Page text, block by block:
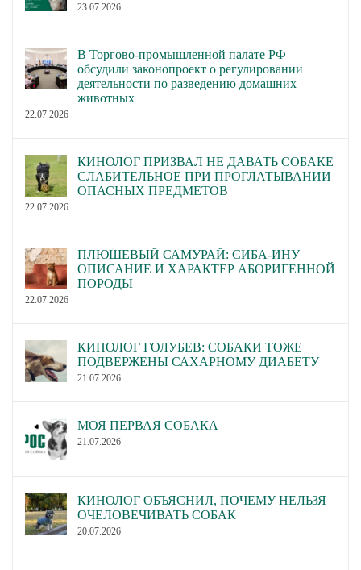
23.07.2026
В Торгово-промышленной палате РФ
обсудили законопроект о регулировании
деятельности по разведению домашних
животных
22.07.2026
КИНОЛОГ ПРИЗВАЛ НЕ ДАВАТЬ СОБАКЕ
СЛАБИТЕЛЬНОЕ ПРИ ПРОГЛАТЫВАНИИ
ОПАСНЫХ ПРЕДМЕТОВ
22.07.2026
ПЛЮШЕВЫЙ САМУРАЙ: СИБА-ИНУ —
ОПИСАНИЕ И ХАРАКТЕР АБОРИГЕННОЙ
ПОРОДЫ
22.07.2026
КИНОЛОГ ГОЛУБЕВ: СОБАКИ ТОЖЕ
ПОДВЕРЖЕНЫ САХАРНОМУ ДИАБЕТУ
21.07.2026
МОЯ ПЕРВАЯ СОБАКА
21.07.2026
КИНОЛОГ ОБЪЯСНИЛ, ПОЧЕМУ НЕЛЬЗЯ
ОЧЕЛОВЕЧИВАТЬ СОБАК
20.07.2026